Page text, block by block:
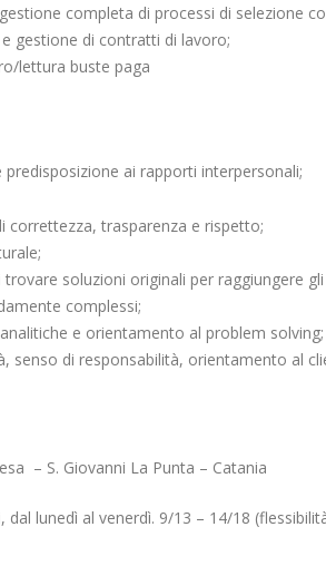
completa di processi di selezione
gestione di contratti di lavoro;
lettura buste paga
ai rapporti interpersonali;
trasparenza e rispetto;
soluzioni originali per raggiungere
complessi;
e orientamento al problem solving;
senso di responsabilità, orientamento al
– S. Giovanni La Punta – Catania
lunedì al venerdì. 9/13 – 14/18